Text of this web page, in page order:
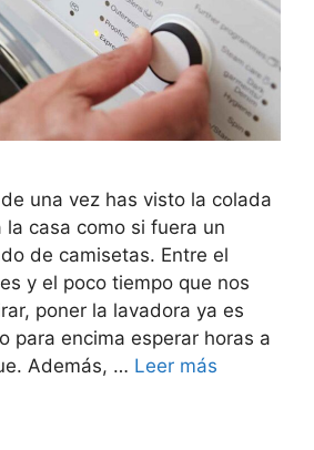
una vez has visto la colada
casa como si fuera un
de camisetas. Entre el
y el poco tiempo que nos
poner la lavadora ya es
para encima esperar horas a
Además, … Leer más